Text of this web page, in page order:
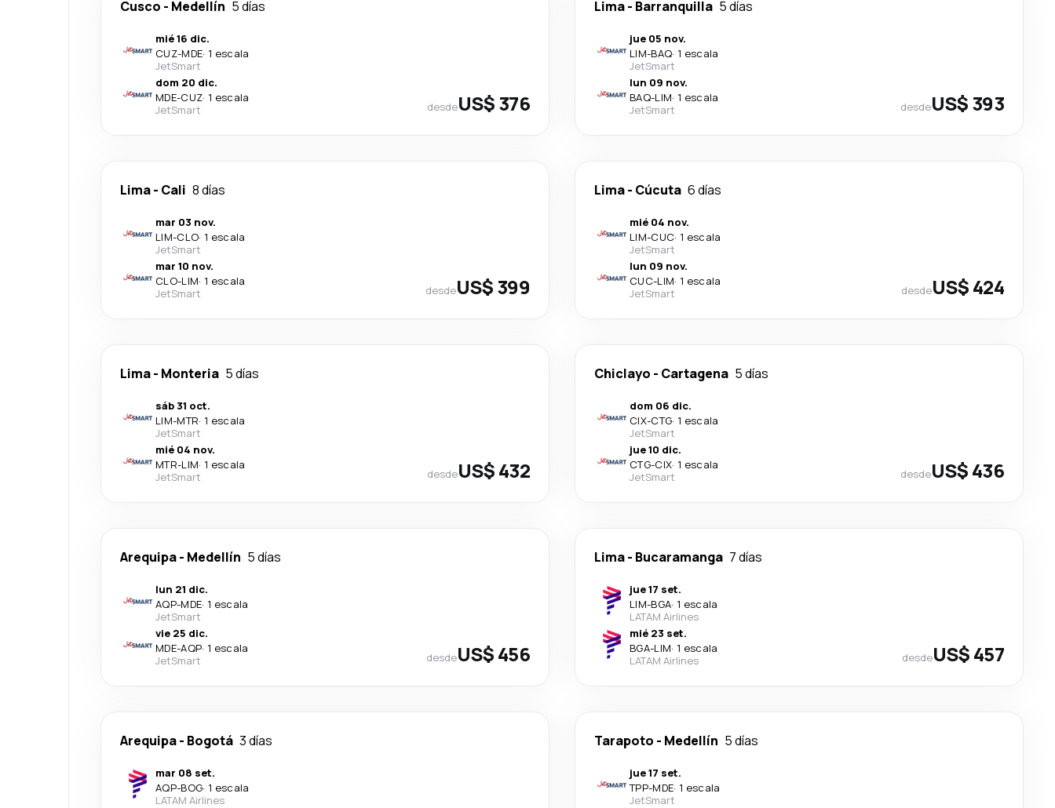
Cusco - Medellín 5 días
mié 16 dic.
CUZ-MDE· 1 escala
JetSmart
dom 20 dic.
MDE-CUZ· 1 escala
JetSmart
desdeUS$ 376
Lima- Barranquilla 5 días
jue 05 nov.
LIM-BAQ· 1 escala
JetSmart
lun 09 nov.
BAQ-LIM· 1 escala
JetSmart
desdeUS$ 393
Lima- Cali 8 días
mar 03 nov.
LIM-CLO· 1 escala
JetSmart
mar 10 nov.
CLO-LIM· 1 escala
JetSmart
desdeUS$ 399
Lima- Cúcuta 6 días
mié 04 nov.
LIM-CUC· 1 escala
JetSmart
lun 09 nov.
CUC-LIM· 1 escala
JetSmart
desdeUS$ 424
Lima- Monteria 5 días
sáb 31 oct.
LIM-MTR· 1 escala
JetSmart
mié 04 nov.
MTR-LIM· 1 escala
JetSmart
desdeUS$ 432
Chiclayo - Cartagena 5 días
dom 06 dic.
CIX-CTG· 1 escala
JetSmart
jue 10 dic.
CTG-CIX· 1 escala
JetSmart
desdeUS$ 436
Arequipa- Medellín 5 días
lun 21 dic.
AQP-MDE· 1 escala
JetSmart
vie 25 dic.
MDE-AQP· 1 escala
JetSmart
desdeUS$ 456
Lima- Bucaramanga 7 días
jue 17 set.
LIM-BGA· 1 escala
LATAM Airlines
mié 23 set.
BGA-LIM· 1 escala
LATAM Airlines
desdeUS$ 457
Arequipa- Bogotá 3 días
mar 08 set.
AQP-BOG· 1 escala
LATAM Airlines
Tarapoto - Medellín 5 días
jue 17 set.
TPP-MDE· 1 escala
JetSmart